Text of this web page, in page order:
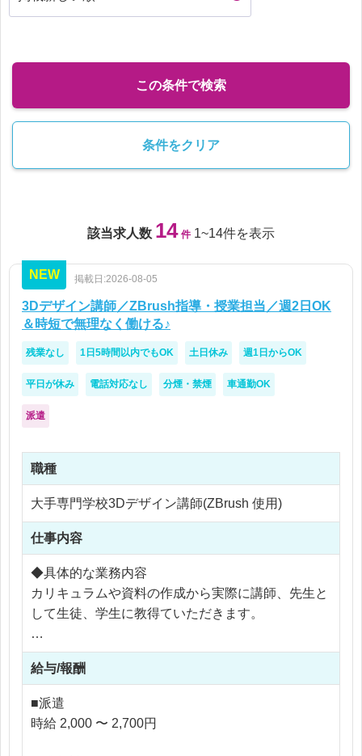
この条件で検索
条件をクリア
該当求人数 14 件 1~14件を表示
NEW 掲載日:2026-08-05
3Dデザイン講師／ZBrush指導・授業担当／週2日OK
＆時短で無理なく働ける♪
残業なし 1日5時間以内でもOK 土日休み 週1日からOK
平日が休み 電話対応なし 分煙・禁煙 車通勤OK
派遣
職種
大手専門学校3Dデザイン講師(ZBrush 使用)
仕事内容
◆具体的な業務内容
カリキュラムや資料の作成から実際に講師、先生と
して生徒、学生に教得ていただきます。
ZBrush 使用の実務経験がある方にお薦めです。
学生に現場で活躍できるような言語や使い方などを
教えていただきます。
給与/報酬
■派遣
時給 2,000 〜 2,700円